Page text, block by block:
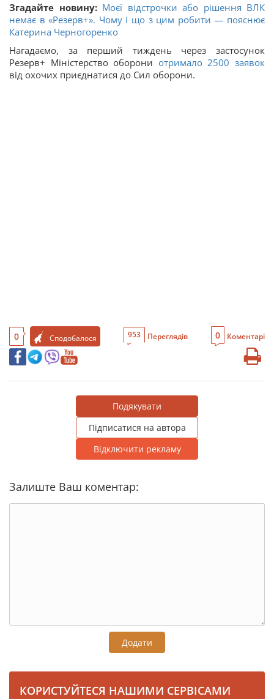
Згадайте новину: Моєї відстрочки або рішення ВЛК
немає в «Резерв+». Чому і що з цим робити — пояснює
Катерина Черногоренко
Нагадаємо, за перший тиждень через застосунок
Резерв+ Міністерство оборони отримало 2500 заявок
від охочих приєднатися до Сил оборони.
0 Сподобалося 953 Переглядів 0 Коментарі
Подякувати
Підписатися на автора
Відключити рекламу
Залиште Ваш коментар:
Додати
КОРИСТУЙТЕСЯ НАШИМИ СЕРВІСАМИ